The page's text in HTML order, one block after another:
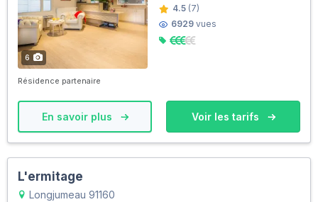
6
4.5 (7)
6929 vues
Résidence partenaire
En savoir plus Voir les tarifs
L'ermitage
Longjumeau 91160